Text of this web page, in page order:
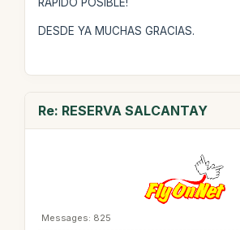
DESDE YA MUCHAS GRACIAS.
Re: RESERVA SALCANTAY
Messages: 825